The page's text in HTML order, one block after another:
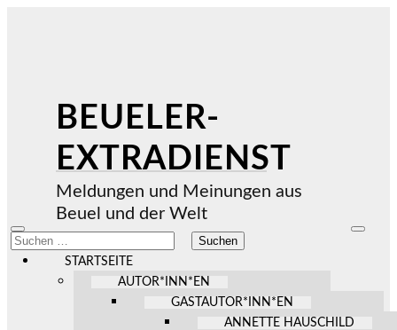
BEUELER-
EXTRADIENST
Meldungen und Meinungen aus
Beuel und der Welt
Mobile-
Menü
ein-/ausblenden
Suchen
nach:
STARTSEITE
AUTOR*INN*EN
GASTAUTOR*INN*EN
ANNETTE HAUSCHILD